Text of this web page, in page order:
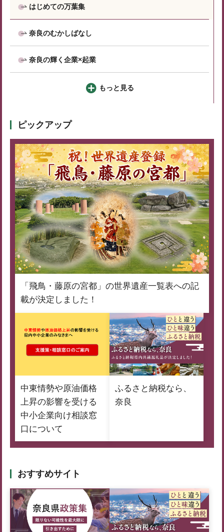
はじめての万葉集
奈良のむかしばなし
奈良の輝く企業×起業
もっと見る
ピックアップ
「飛鳥・藤原の宮都」の世界遺産一覧表への記
載が決定しました！
中東情勢や原油価格
上昇の影響を受ける
中小企業向け相談窓
口について
ふるさと納税なら、
奈良
おすすめサイト